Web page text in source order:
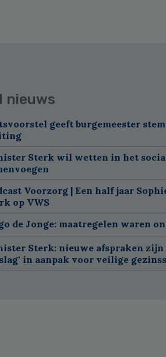
nieuws
geeft burgemeester
Sterk wil wetten in het
Voorzorg | Een half jaar
op VWS
de Jonge: maatregelen waren
Sterk: nieuwe afspraken zijn
in aanpak voor veilige